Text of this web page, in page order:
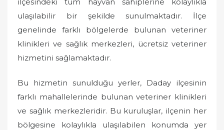
ulaşılabilir bir şekilde sunulmaktadır. İlçe
genelinde farklı bölgelerde bulunan veteriner
klinikleri ve sağlık merkezleri, ücretsiz veteriner
hizmetini sağlamaktadır.
Bu hizmetin sunulduğu yerler, Daday ilçesinin
farklı mahallelerinde bulunan veteriner klinikleri
ve sağlık merkezleridir. Bu kuruluşlar, ilçenin her
bölgesine kolaylıkla ulaşılabilen konumda yer